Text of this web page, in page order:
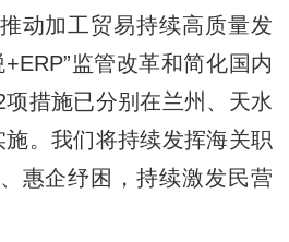
动加工贸易持续高质量发
监管改革和简化国内
措施已分别在兰州、天水
。我们将持续发挥海关职
惠企纾困，持续激发民营